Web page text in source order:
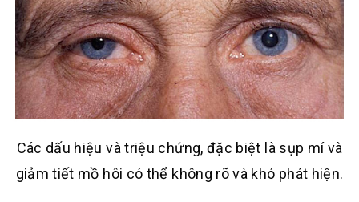
Các dấu hiệu và triệu chứng, đặc biệt là sụp mí và
giảm tiết mồ hôi có thể không rõ và khó phát hiện.